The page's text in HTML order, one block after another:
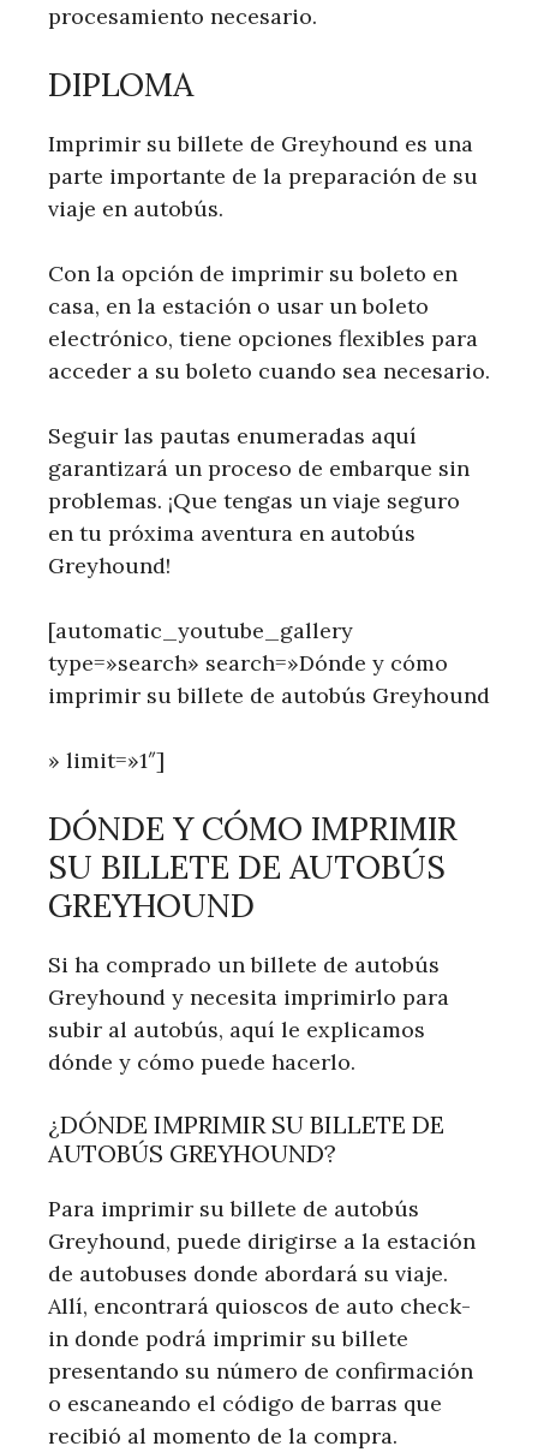
procesamiento necesario.
DIPLOMA
Imprimir su billete de Greyhound es una
parte importante de la preparación de su
viaje en autobús.
Con la opción de imprimir su boleto en
casa, en la estación o usar un boleto
electrónico, tiene opciones flexibles para
acceder a su boleto cuando sea necesario.
Seguir las pautas enumeradas aquí
garantizará un proceso de embarque sin
problemas. ¡Que tengas un viaje seguro
en tu próxima aventura en autobús
Greyhound!
[automatic_youtube_gallery
type=»search» search=»Dónde y cómo
imprimir su billete de autobús Greyhound
» limit=»1″]
DÓNDE Y CÓMO IMPRIMIR
SU BILLETE DE AUTOBÚS
GREYHOUND
Si ha comprado un billete de autobús
Greyhound y necesita imprimirlo para
subir al autobús, aquí le explicamos
dónde y cómo puede hacerlo.
¿DÓNDE IMPRIMIR SU BILLETE DE
AUTOBÚS GREYHOUND?
Para imprimir su billete de autobús
Greyhound, puede dirigirse a la estación
de autobuses donde abordará su viaje.
Allí, encontrará quioscos de auto check-
in donde podrá imprimir su billete
presentando su número de confirmación
o escaneando el código de barras que
recibió al momento de la compra.